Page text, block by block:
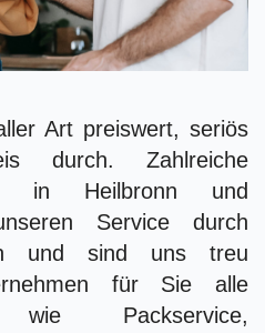
Art preiswert, seriös
durch. Zahlreiche
in Heilbronn und
Service durch
und sind uns treu
für Sie alle
wie Packservice,